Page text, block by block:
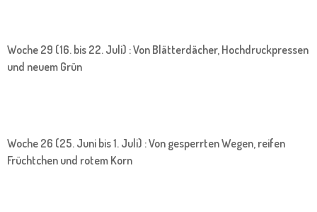
Woche 29 (16. bis 22. Juli) : Von Blätterdächer, Hochdruckpressen
und neuem Grün
Woche 26 (25. Juni bis 1. Juli) : Von gesperrten Wegen, reifen
Früchtchen und rotem Korn